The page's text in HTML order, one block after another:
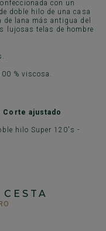
con un
doble hilo de una casa
lana más antigua del
lujosas telas de hombre
% viscosa.
Corte ajustado
hilo Super 120's -